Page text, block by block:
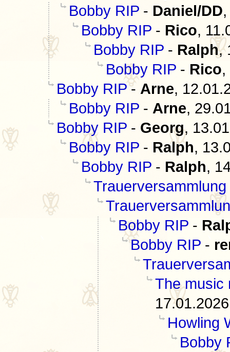
Bobby RIP - Daniel/DD
Bobby RIP - Rico,
Bobby RIP - Ralph,
Bobby RIP - Rico,
Bobby RIP- Arne,
Bobby RIP - Arne,
Bobby RIP - Georg,
Bobby RIP - Ralph,
Bobby RIP - Ralph,
Trauerversammlung
Bobby RIP -
Bobby RIP -
The music
Howling
Bobby